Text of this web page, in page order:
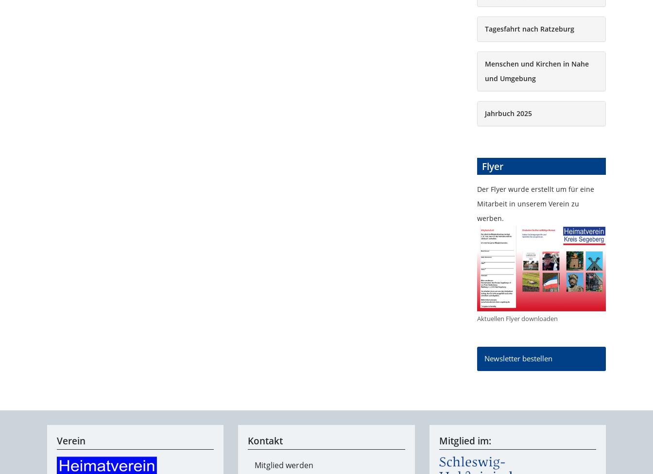
Tagesfahrt nach Ratzeburg
Menschen und Kirchen in Nahe
und Umgebung
Jahrbuch 2025
Flyer
Der Flyer wurde erstellt um für eine
Mitarbeit in unserem Verein zu
werben.
Aktuellen Flyer downloaden
Newsletter bestellen
Verein Kontakt
Mitglied werden
Mitglied im: